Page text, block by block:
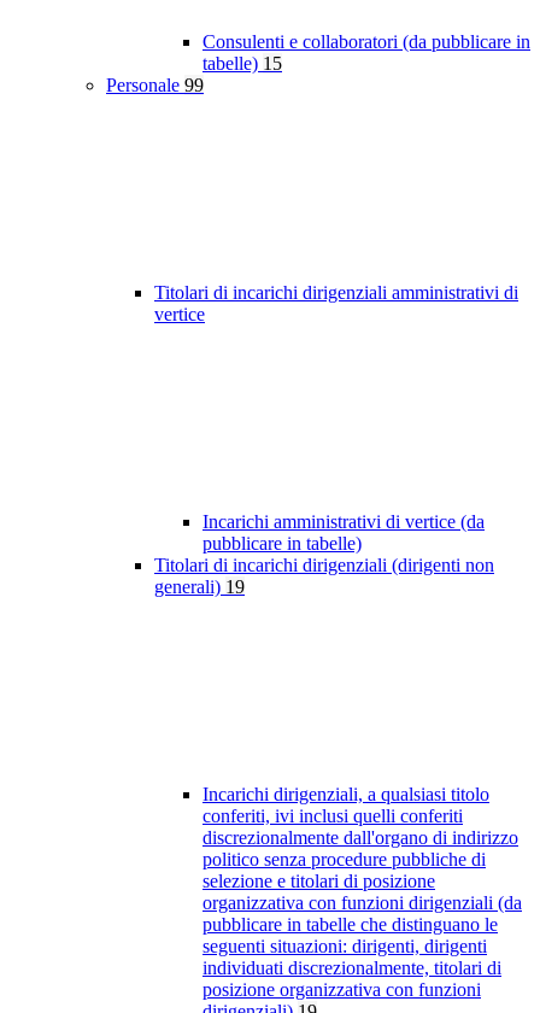
Consulenti e collaboratori (da pubblicare in
tabelle) 15
Personale 99
Titolari di incarichi dirigenziali amministrativi di
vertice
Incarichi amministrativi di vertice (da
pubblicare in tabelle)
Titolari di incarichi dirigenziali (dirigenti non
generali) 19
Incarichi dirigenziali, a qualsiasi titolo
conferiti, ivi inclusi quelli conferiti
discrezionalmente dall'organo di indirizzo
politico senza procedure pubbliche di
selezione e titolari di posizione
organizzativa con funzioni dirigenziali (da
pubblicare in tabelle che distinguano le
seguenti situazioni: dirigenti, dirigenti
individuati discrezionalmente, titolari di
posizione organizzativa con funzioni